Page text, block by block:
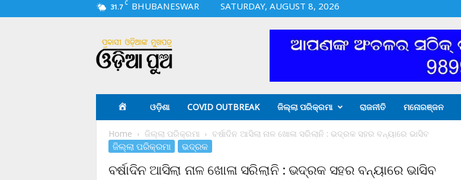
31.7 C BHUBANESWAR
SATURDAY, AUGUST 8, 2026
i
a
ଓଡ଼ିଶା COVID OUTBREAK ଜିଲ୍ଲା ପରିକ୍ରମା ରାଜନୀତି ମନୋରଞ୍ଜନ
Home ଜିଲ୍ଲା ପରିକ୍ରମା ବର୍ଷାଦିନ ଆସିଲା ନାଳ ଖୋଳା ସରିଲାନି : ଭଦ୍ରକ ସହର ବନ୍ୟାରେ ଭାସିବ
ଜିଲ୍ଲା ପରିକ୍ରମା ଭଦ୍ରକ
ବର୍ଷାଦିନ ଆସିଲା ନାଳ ଖୋଳା ସରିଲାନି : ଭଦ୍ରକ ସହର ବନ୍ୟାରେ ଭାସିବ